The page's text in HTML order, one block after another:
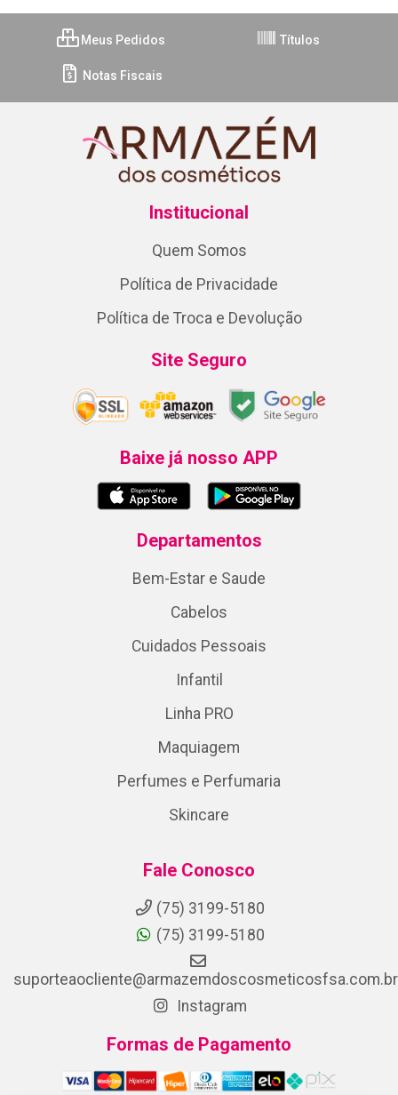
Meus Pedidos Títulos
Notas Fiscais
Institucional
Quem Somos
Política de Privacidade
Política de Troca e Devolução
Site Seguro
Baixe já nosso APP
Departamentos
Bem-Estar e Saude
Cabelos
Cuidados Pessoais
Infantil
Linha PRO
Maquiagem
Perfumes e Perfumaria
Skincare
Fale Conosco
(75) 3199-5180
(75) 3199-5180
suporteaocliente@armazemdoscosmeticosfsa.com.br
Instagram
Formas de Pagamento